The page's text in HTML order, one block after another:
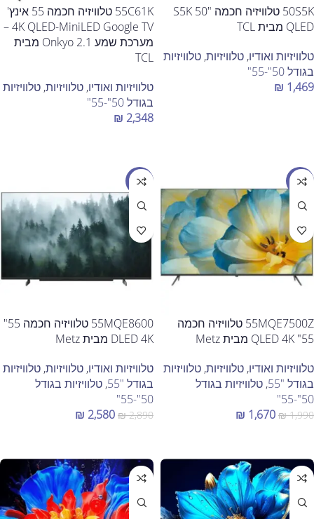
50S5K טלוויזיה חכמה "50 S5K
QLED מבית TCL
טלוויזיות ואודיו, טלוויזיות, טלוויזיות
בגודל 50"-55"
₪ 1,469
55C61K טלוויזיה חכמה 55 אינץ'
4K QLED-MiniLED Google TV –
מערכת שמע Onkyo 2.1 מבית
TCL
טלוויזיות ואודיו, טלוויזיות, טלוויזיות
בגודל 50"-55"
₪ 2,348
מבצע
55MQE7500Z טלוויזיה חכמה
55" QLED 4K מבית Metz
טלוויזיות ואודיו, טלוויזיות, טלוויזיות
בגודל "55
, טלוויזיות בגודל
50"-55"
₪1,990
₪ 1,670
מבצע
55MQE8600 טלוויזיה חכמה 55"
DLED 4K מבית Metz
טלוויזיות ואודיו, טלוויזיות, טלוויזיות
בגודל "55
, טלוויזיות בגודל
50"-55"
₪2,890
₪ 2,580